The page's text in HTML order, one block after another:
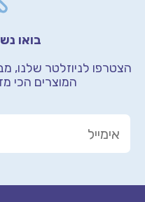
בואו
הצטרפו לניוזלטר שלנו,
המוצרים הכי